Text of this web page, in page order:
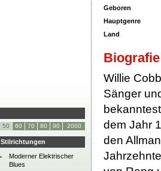
Geboren
Hauptgenre
Land
Biografie
Willie
Sänger
dem Jahr
den
50 60 70 80 90 2000
Stilrichtungen
Moderner Elektrischer
Blues